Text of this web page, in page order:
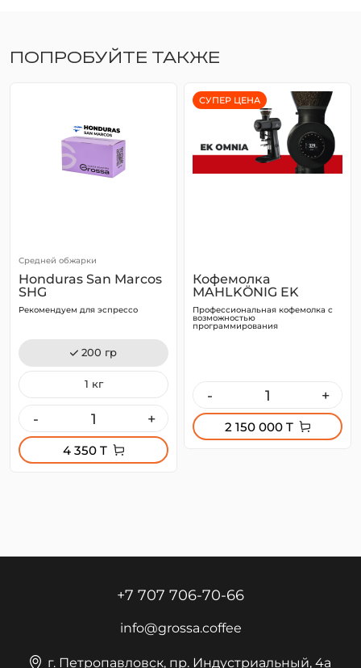
ПОПРОБУЙТЕ ТАКЖЕ
Средней обжарки
Honduras San Marcos
SHG
Рекомендуем для эспрессо
200 гр
1 кг
- +
4 350 T
СУПЕР ЦЕНА
Кофемолка
MAHLKÖNIG EK
Omnia
Профессиональная кофемолка с
возможностью
программирования
- +
2 150 000 T
+7 707 706-70-66
info@grossa.coffee
г. Петропавловск, пр. Индустриальный, 4а